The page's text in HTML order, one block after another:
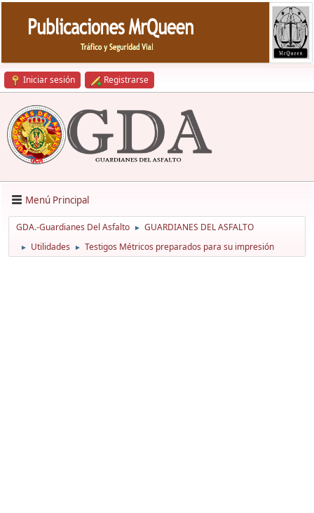
Iniciar sesión Registrarse
Menú Principal
GDA.-Guardianes Del Asfalto ► GUARDIANES DEL ASFALTO
► Utilidades ► Testigos Métricos preparados para su impresión